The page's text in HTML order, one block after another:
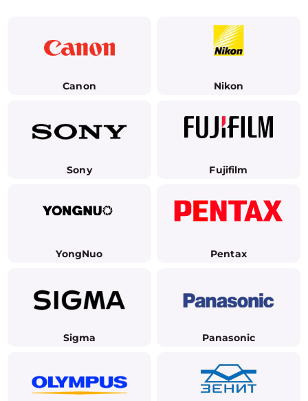
Canon Nikon
Sony Fujifilm
YongNuo Pentax
Sigma Panasonic